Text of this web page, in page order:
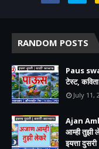
RANDOM POSTS
Paus
टेस्ट,
July 11,
Ajan
आम्ही तुझी
इयत्ता